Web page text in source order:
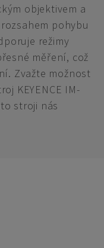
objektivem a
pohybu
režimy
měření, což
Zvažte možnost
KEYENCE IM-
stroji nás